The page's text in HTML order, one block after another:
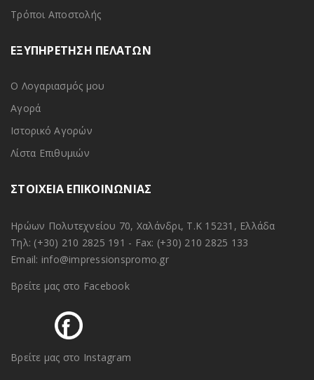
Τρόποι Αποστολής
ΕΞΥΠΗΡΕΤΗΣΗ ΠΕΛΑΤΩΝ
Ο Λογαριασμός μου
Αγορά
Ιστορικό Αγορών
Λίστα Επιθυμιών
ΣΤΟΙΧΕΙΑ ΕΠΙΚΟΙΝΩΝΙΑΣ
Ηρώων Πολυτεχνείου 70, Χαλάνδρι, Τ.Κ 15231, Ελλάδα
Τηλ: (+30) 210 2825 191 - Fax: (+30) 210 2825 133
Email: info@impressionspromo.gr
Βρείτε μας στο Facebook
Βρείτε μας στο Instagram